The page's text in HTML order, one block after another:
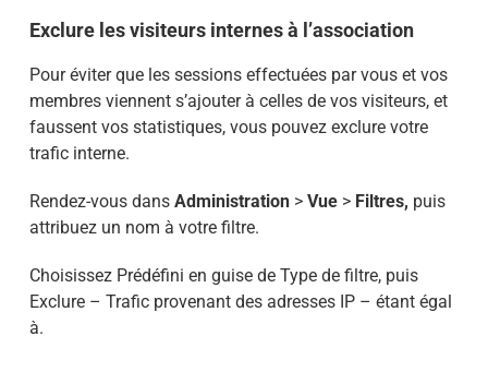
Exclure les visiteurs internes à l’association
Pour éviter que les sessions effectuées par vous et vos
membres viennent s’ajouter à celles de vos visiteurs, et
faussent vos statistiques, vous pouvez exclure votre
trafic interne.
Rendez-vous dans Administration> Vue> Filtres, puis
attribuez un nom à votre filtre.
Choisissez Prédéfini en guise de Type de filtre, puis
Exclure – Trafic provenant des adresses IP – étant égal
à.